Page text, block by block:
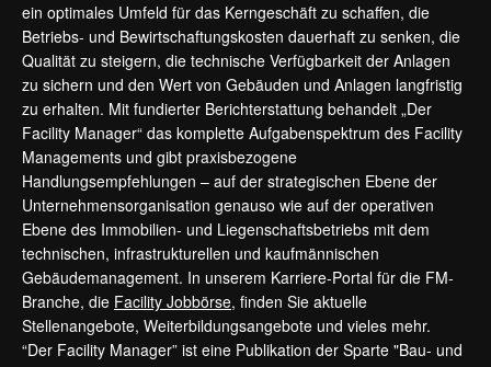
ein optimales Umfeld für das Kerngeschäft zu schaffen, die
Betriebs- und Bewirtschaftungskosten dauerhaft zu senken, die
Qualität zu steigern, die technische Verfügbarkeit der Anlagen
zu sichern und den Wert von Gebäuden und Anlagen langfristig
zu erhalten. Mit fundierter Berichterstattung behandelt „Der
Facility Manager“ das komplette Aufgabenspektrum des Facility
Managements und gibt praxisbezogene
Handlungsempfehlungen – auf der strategischen Ebene der
Unternehmensorganisation genauso wie auf der operativen
Ebene des Immobilien- und Liegenschaftsbetriebs mit dem
technischen, infrastrukturellen und kaufmännischen
Gebäudemanagement. In unserem Karriere-Portal für die FM-
Branche, die Facility Jobbörse, finden Sie aktuelle
Stellenangebote, Weiterbildungsangebote und vieles mehr.
“Der Facility Manager” ist eine Publikation der Sparte "Bau- und